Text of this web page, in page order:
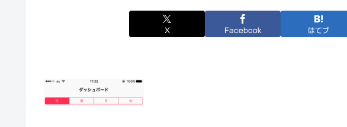
X Facebook はてブ